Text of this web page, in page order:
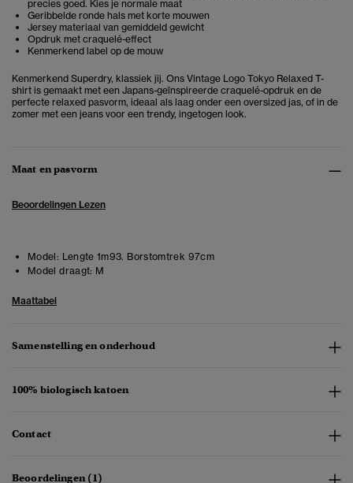
precies goed. Kies je normale maat
Geribbelde ronde hals met korte mouwen
Jersey materiaal van gemiddeld gewicht
Opdruk met craquelé-effect
Kenmerkend label op de mouw
Kenmerkend Superdry, klassiek jij. Ons Vintage Logo Tokyo Relaxed T-
shirt is gemaakt met een Japans-geïnspireerde craquelé-opdruk en de
perfecte relaxed pasvorm, ideaal als laag onder een oversized jas, of in de
zomer met een jeans voor een trendy, ingetogen look.
Maat en pasvorm
Beoordelingen Lezen
Model: Lengte 1m93. Borstomtrek 97cm
Model draagt: M
Maattabel
Samenstelling en onderhoud
100% biologisch katoen
Contact
Beoordelingen (1)